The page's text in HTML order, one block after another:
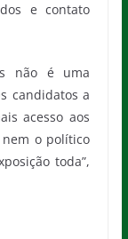
e contato
não é uma
candidatos a
acesso aos
o político
toda”,